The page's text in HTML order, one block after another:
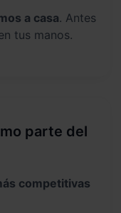
a casa. Antes
tus manos.
parte del
competitivas